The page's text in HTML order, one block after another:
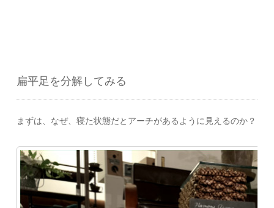
扁平足を分解してみる
まずは、なぜ、寝た状態だとアーチがあるように見えるのか？